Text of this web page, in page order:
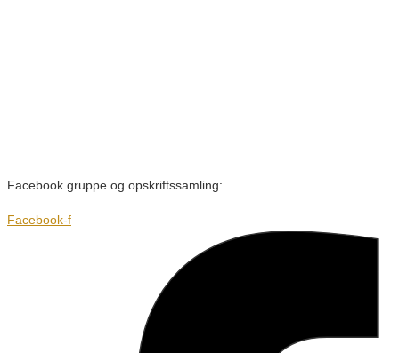
Facebook gruppe og opskriftssamling:
Facebook-f